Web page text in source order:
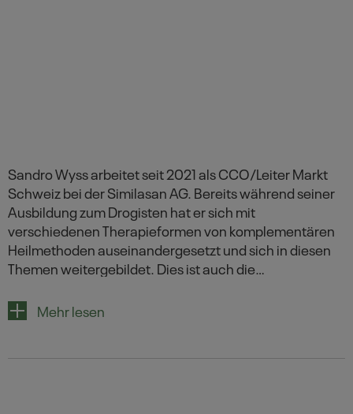
Sandro Wyss arbeitet seit 2021 als CCO/Leiter Markt
Schweiz bei der Similasan AG. Bereits während seiner
Ausbildung zum Drogisten hat er sich mit
verschiedenen Therapieformen von komplementären
Heilmethoden auseinandergesetzt und sich in diesen
Themen weitergebildet. Dies ist auch die
beim SVKH (Schweizerischer Verband komplementäre
Heilmittel). Seine Freizeit verbringt er am liebsten mit
Küche.
Mehr lesen